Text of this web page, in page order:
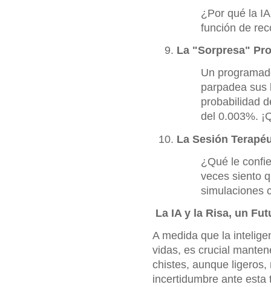
¿Por qué la
función de
La "Sorpresa"
Un
parpadea sus
probabilidad
del 0.003%.
La Sesión
¿Qué le
veces siento
simulaciones
La IA y la Risa, un
A medida que la
vidas, es crucial
chistes, aunque
incertidumbre ante